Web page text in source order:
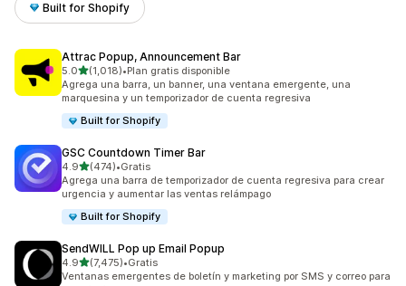
Built for Shopify
Attrac Popup, Announcement Bar
5.0de 5 estrellas
(1,018)
1018 reseñas en total
•Plan gratis disponible
Agrega una barra, un banner, una ventana emergente, una
marquesina y un temporizador de cuenta regresiva
Built for Shopify
GSC Countdown Timer Bar
4.9de 5 estrellas
(474)
474 reseñas en total
•Gratis
Agrega una barra de temporizador de cuenta regresiva para crear
urgencia y aumentar las ventas relámpago
Built for Shopify
SendWILL Pop up Email Popup
4.9de 5 estrellas
(7,475)
7475 reseñas en total
•Gratis
Ventanas emergentes de boletín y marketing por SMS y correo para